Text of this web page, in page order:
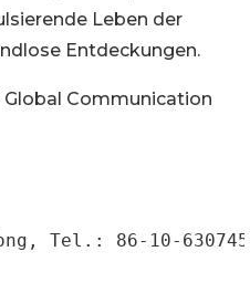
Leben der
Entdeckungen.
Global Communication
Tel.: 86-10-